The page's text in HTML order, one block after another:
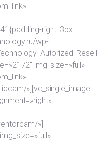
right: 3px
wp-
img_size=»full»
»][vc_single_image
»]